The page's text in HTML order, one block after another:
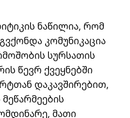
ნაწილია, რომ
კომუნიკაცია
სურსათის
წევრ ქვეყნებში
დაკავშირებით,
მათი